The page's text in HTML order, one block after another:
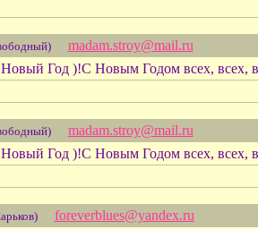
madam.stroy@mail.ru
Год )!С Новым Годом всех, всех,
madam.stroy@mail.ru
Год )!С Новым Годом всех, всех,
foreverblues@yandex.ru